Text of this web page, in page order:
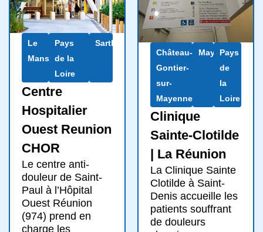
Le
Mans
Pays
de la
Loire
Sarthe
Centre
Hospitalier
Ouest Reunion
CHOR
Le centre anti-
douleur de Saint-
Paul à l’Hôpital
Ouest Réunion
(974) prend en
charge les
Château-
Gontier-
sur-
Mayenne
Mayenne
Pays
de
la
Loire
Clinique
Sainte-Clotilde
| La Réunion
La Clinique Sainte
Clotilde à Saint-
Denis accueille les
patients souffrant
de douleurs